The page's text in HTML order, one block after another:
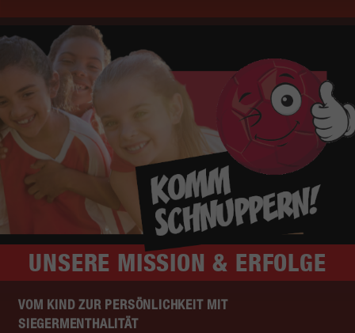
UNSERE MISSION & ERFOLGE
VOM KIND ZUR PERSÖNLICHKEIT MIT
SIEGERMENTHALITÄT